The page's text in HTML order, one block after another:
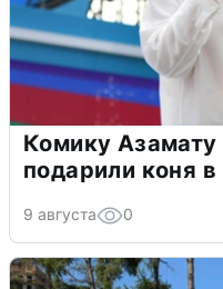
Комику
подарили коня
9 августа 0